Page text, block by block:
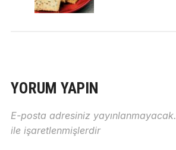
YORUM YAPIN
E-posta adresiniz yayınlanmayacak.
ile işaretlenmişlerdir